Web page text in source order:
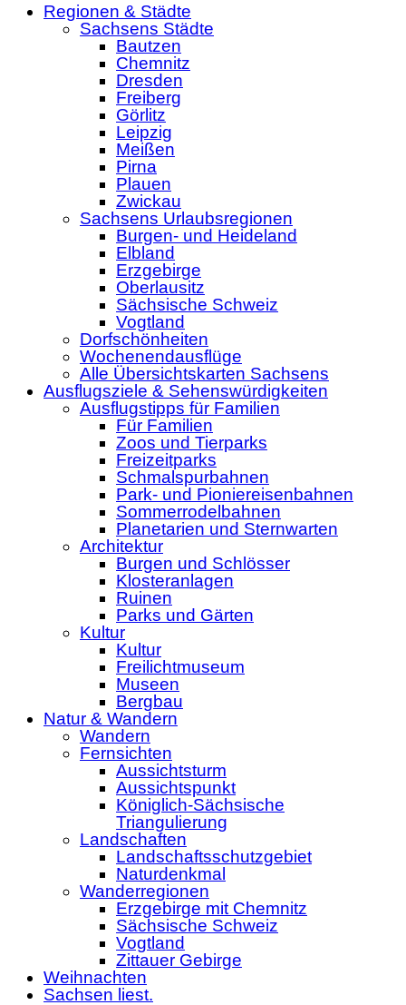
Regionen & Städte
Sachsens Städte
Bautzen
Chemnitz
Dresden
Freiberg
Görlitz
Leipzig
Meißen
Pirna
Plauen
Zwickau
Sachsens Urlaubsregionen
Burgen- und Heideland
Elbland
Erzgebirge
Oberlausitz
Sächsische Schweiz
Vogtland
Dorfschönheiten
Wochenendausflüge
Alle Übersichtskarten Sachsens
Ausflugsziele & Sehenswürdigkeiten
Ausflugstipps für Familien
Für Familien
Zoos und Tierparks
Freizeitparks
Schmalspurbahnen
Park- und Pioniereisenbahnen
Sommerrodelbahnen
Planetarien und Sternwarten
Architektur
Burgen und Schlösser
Klosteranlagen
Ruinen
Parks und Gärten
Kultur
Kultur
Freilichtmuseum
Museen
Bergbau
Natur & Wandern
Wandern
Fernsichten
Aussichtsturm
Aussichtspunkt
Königlich-Sächsische
Triangulierung
Landschaften
Landschaftsschutzgebiet
Naturdenkmal
Wanderregionen
Erzgebirge mit Chemnitz
Sächsische Schweiz
Vogtland
Zittauer Gebirge
Weihnachten
Sachsen liest.